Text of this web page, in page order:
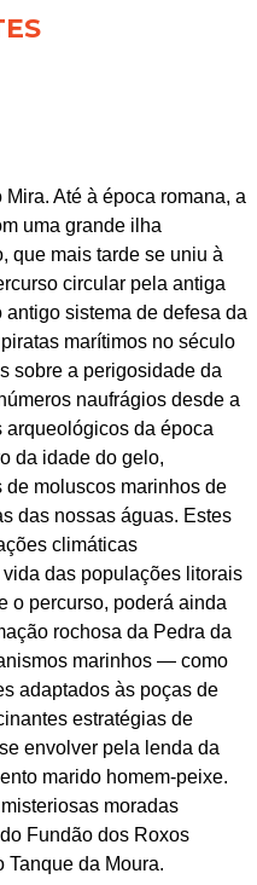
Até à época romana, a
uma grande ilha
que mais tarde se uniu à
circular pela antiga
sistema de defesa da
marítimos no século
sobre a perigosidade da
naufrágios desde a
da época
da idade do gelo,
moluscos marinhos de
das nossas águas. Estes
climáticas
das populações litorais
o percurso, poderá ainda
rochosa da Pedra da
marinhos — como
adaptados às poças de
estratégias de
envolver pela lenda da
marido homem-peixe.
moradas
Fundão dos Roxos
Tanque da Moura.